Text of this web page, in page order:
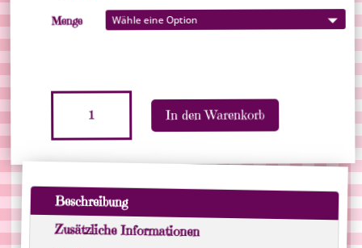
Menge
Sour
-
Lolly
Menge
In den Warenkorb
t
e
r
Beschreibung
Zusätzliche Informationen